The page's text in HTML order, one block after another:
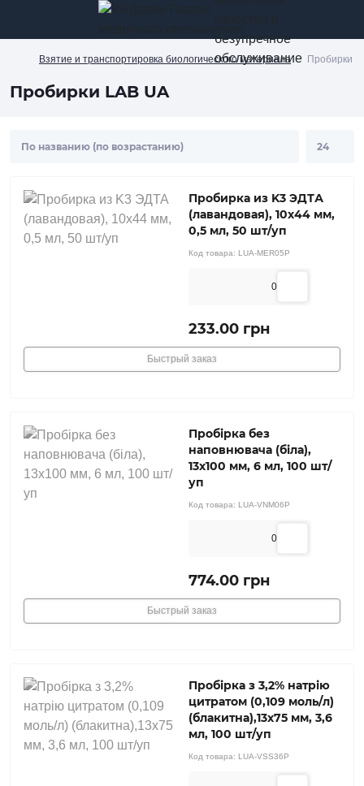
безупречное
обслуживание
Взятие и транспортировка биологического материала Пробирки
Пробирки LAB UA
Пробирка из K3 ЭДТА
(лавандовая), 10х44 мм,
0,5 мл, 50 шт/уп
Код товара: LUA-MER05P
0
233.00 грн
Быстрый заказ
Пробірка без
наповнювача (біла),
13х100 мм, 6 мл, 100 шт/
уп
Код товара: LUA-VNM06P
0
774.00 грн
Быстрый заказ
Пробірка з 3,2% натрію
цитратом (0,109 моль/л)
(блакитна),13х75 мм, 3,6
мл, 100 шт/уп
Код товара: LUA-VSS36P